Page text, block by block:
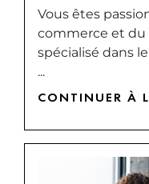
Vous êtes
commerce et
spécialisé dans
...
CONTINUER À